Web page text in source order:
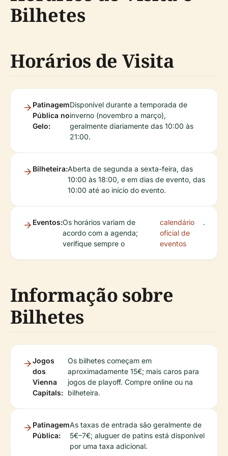
Bilhetes
Horários de Visita
Patinagem
Pública no
Gelo:
Disponível durante a temporada de
inverno (novembro a março),
geralmente diariamente das 10:00 às
21:00.
Bilheteira:Aberta de segunda a sexta-feira, das
10:00 às 18:00, e em dias de evento, das
10:00 até ao início do evento.
Eventos:Os horários variam de
acordo com a agenda;
verifique sempre o
calendário
oficial de
eventos
.
Informação sobre
Bilhetes
Jogos
dos
Vienna
Capitals:
Os bilhetes começam em
aproximadamente 15€; mais caros para
jogos de playoff. Compre online ou na
bilheteira.
Patinagem
Pública:
As taxas de entrada são geralmente de
5€–7€; aluguer de patins está disponível
por uma taxa adicional.